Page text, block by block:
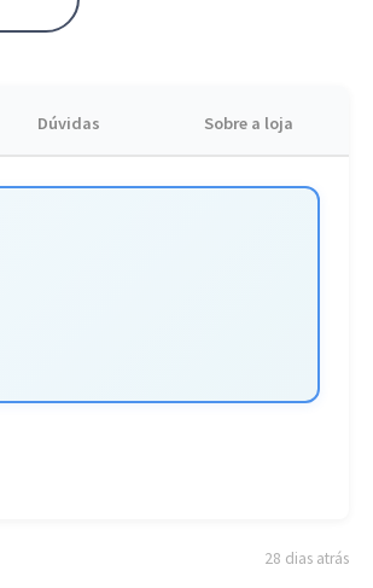
Dúvidas Sobre a loja
28 dias atrás